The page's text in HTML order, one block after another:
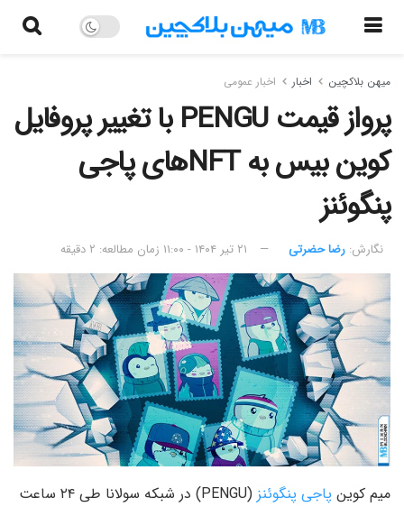
میهن بلاکچین اخبار اخبار عمومی
پرواز قیمت PENGU با تغییر پروفایل
کوین بیس به NFTهای پاجی
پنگوئنز
نگارش:‌ رضا حضرتی ۲۱ تیر ۱۴۰۴ - ۱۱:۰۰ زمان مطالعه: ۲ دقیقه
میم کوین پاجی پنگوئنز
(PENGU) در شبکه سولانا طی ۲۴ ساعت